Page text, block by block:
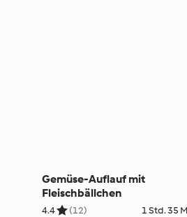
Gemüse-Auflauf mit
Fleischbällchen
4.4 (12) 1 Std. 35